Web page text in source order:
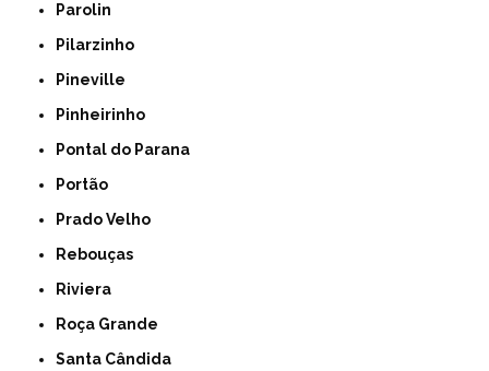
Parolin
Pilarzinho
Pineville
Pinheirinho
Pontal do Parana
Portão
Prado Velho
Rebouças
Riviera
Roça Grande
Santa Cândida